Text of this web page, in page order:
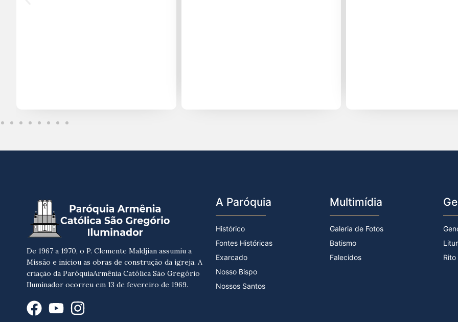
De 1967 a 1970, o P. Clemente Maldjian assumiu a
Missão e iniciou as obras de construção da igreja. A
criação da ParóquiaArmênia Católica São Gregório
Iluminador ocorreu em 13 de fevereiro de 1969.
A Paróquia
Histórico
Fontes Históricas
Exarcado
Nosso Bispo
Nossos Santos
Multimídia
Galeria de Fotos
Batismo
Falecidos
Rito